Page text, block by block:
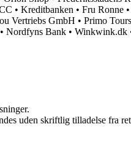
• Kreditbanken • Fru Ronne •
Vertriebs GmbH • Primo Tours
• Nordfyns Bank • Winkwink.dk
uden skriftlig tilladelse fra